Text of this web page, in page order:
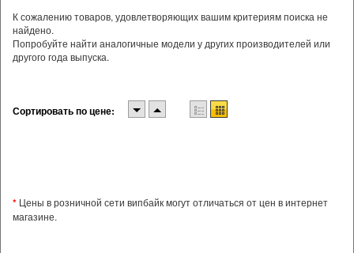
К сожалению товаров, удовлетворяющих вашим критериям поиска не
найдено.
Попробуйте найти аналогичные модели у других производителей или
другого года выпуска.
Сортировать по цене:
* Цены в розничной сети випбайк могут отличаться от цен в интернет
магазине.